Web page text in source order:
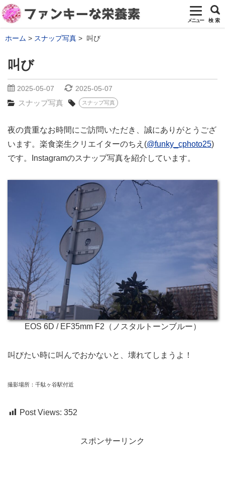
メニュー 検 索
ホーム スナップ写真 叫び
叫び
2025-05-07 2025-05-07
スナップ写真 スナップ写真
夜の貴重なお時間にご訪問いただき、誠にありがとうござ
います。楽食楽生クリエイターのちえ(@funky_cphoto25)
です。Instagramのスナップ写真を紹介しています。
EOS 6D / EF35mm F2（ノスタルトーンブルー）
叫びたい時に叫んでおかないと、壊れてしまうよ！
撮影場所：千駄ヶ谷駅付近
Post Views: 352
スポンサーリンク